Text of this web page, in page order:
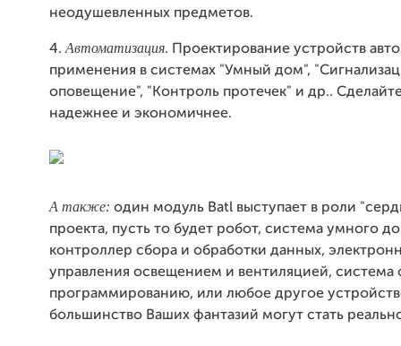
неодушевленных предметов.
4.Автоматизация. Проектирование устройств
применения в системах "Умный дом",
оповещение", "Контроль протечек" и др..
надежнее и экономичнее.
А также: один модуль Batl выступает в роли
проекта, пусть то будет робот, система умного
контроллер сбора и обработки данных,
управления освещением и вентиляцией, система
программированию, или любое другое
большинство Ваших фантазий могут стать